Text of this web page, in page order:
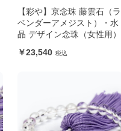
【彩や】京念珠 藤雲石（ラ
ベンダーアメジスト）・水
晶 デザイン念珠（女性用）
23,540